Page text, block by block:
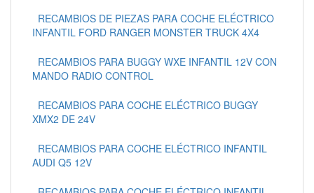
RECAMBIOS DE PIEZAS PARA COCHE ELÉCTRICO
INFANTIL FORD RANGER MONSTER TRUCK 4X4
RECAMBIOS PARA BUGGY WXE INFANTIL 12V CON
MANDO RADIO CONTROL
RECAMBIOS PARA COCHE ELÉCTRICO BUGGY
XMX2 DE 24V
RECAMBIOS PARA COCHE ELÉCTRICO INFANTIL
AUDI Q5 12V